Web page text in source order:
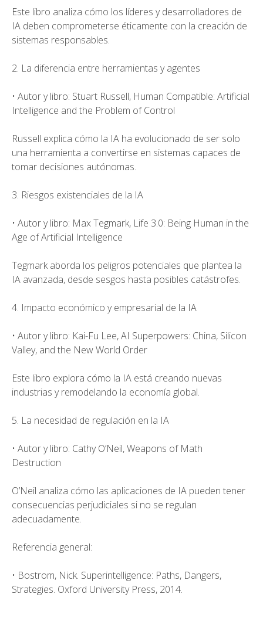
Este libro analiza cómo los líderes y desarrolladores de
IA deben comprometerse éticamente con la creación de
sistemas responsables.
2. La diferencia entre herramientas y agentes
• Autor y libro: Stuart Russell, Human Compatible: Artificial
Intelligence and the Problem of Control
Russell explica cómo la IA ha evolucionado de ser solo
una herramienta a convertirse en sistemas capaces de
tomar decisiones autónomas.
3. Riesgos existenciales de la IA
• Autor y libro: Max Tegmark, Life 3.0: Being Human in the
Age of Artificial Intelligence
Tegmark aborda los peligros potenciales que plantea la
IA avanzada, desde sesgos hasta posibles catástrofes.
4. Impacto económico y empresarial de la IA
• Autor y libro: Kai-Fu Lee, AI Superpowers: China, Silicon
Valley, and the New World Order
Este libro explora cómo la IA está creando nuevas
industrias y remodelando la economía global.
5. La necesidad de regulación en la IA
• Autor y libro: Cathy O’Neil, Weapons of Math
Destruction
O’Neil analiza cómo las aplicaciones de IA pueden tener
consecuencias perjudiciales si no se regulan
adecuadamente.
Referencia general:
• Bostrom, Nick. Superintelligence: Paths, Dangers,
Strategies. Oxford University Press, 2014.